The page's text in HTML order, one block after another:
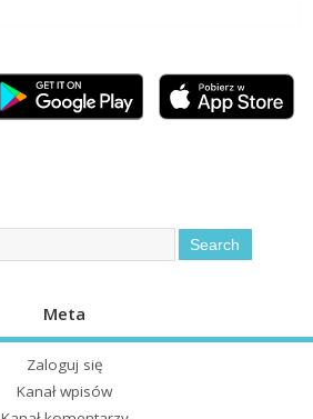
Meta
Zaloguj się
Kanał wpisów